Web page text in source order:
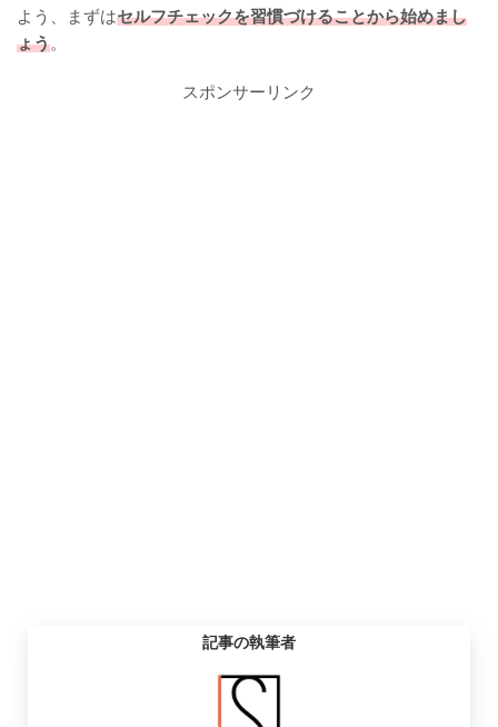
よう、まずはセルフチェックを習慣づけることから始めまし
ょう。
スポンサーリンク
記事の執筆者